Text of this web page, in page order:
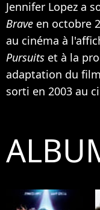
Jennifer Lopez a
Brave en octobre
au cinéma à
Pursuits et à la
adaptation du film
sorti en 2003 au